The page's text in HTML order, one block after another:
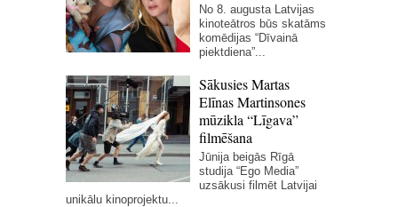
No 8. augusta Latvijas
kinoteātros būs skatāms
komēdijas “Dīvainā
piektdiena”...
Sākusies Martas
Elīnas Martinsones
mūzikla “Līgava”
filmēšana
Jūnija beigās Rīgā
studija “Ego Media”
uzsākusi filmēt Latvijai
unikālu kinoprojektu...